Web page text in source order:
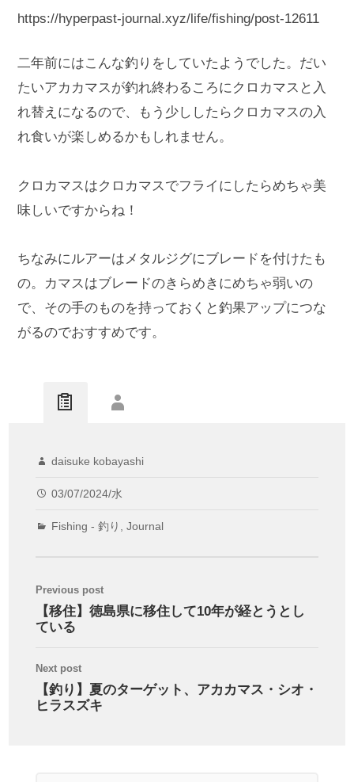
https://hyperpast-journal.xyz/life/fishing/post-12611
二年前にはこんな釣りをしていたようでした。だい
たいアカカマスが釣れ終わるころにクロカマスと入
れ替えになるので、もう少ししたらクロカマスの入
れ食いが楽しめるかもしれません。
クロカマスはクロカマスでフライにしたらめちゃ美
味しいですからね！
ちなみにルアーはメタルジグにブレードを付けたも
の。カマスはブレードのきらめきにめちゃ弱いの
で、その手のものを持っておくと釣果アップにつな
がるのでおすすめです。
daisuke kobayashi
03/07/2024/水
Fishing - 釣り ,Journal
Previous post
【移住】徳島県に移住して10年が経とうとし
ている
Next post
【釣り】夏のターゲット、アカカマス・シオ・
ヒラスズキ